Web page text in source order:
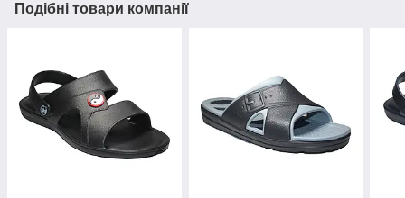
Подібні товари компанії